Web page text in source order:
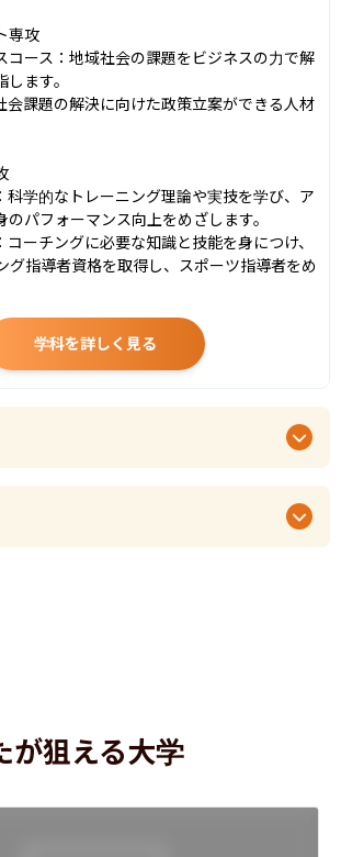
専攻
コース：地域社会の課題をビジネスの力で解
ます。
会課題の解決に向けた政策立案ができる人材
科学的なトレーニング理論や実技を学び、ア
パフォーマンス向上をめざします。
ーチングに必要な知識と技能を身につけ、
グ指導者資格を取得し、スポーツ指導者をめ
学科を詳しく見る
が狙える大学